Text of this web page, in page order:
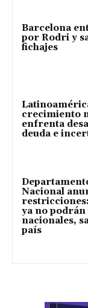
Barcelona
por Rodri y
fichajes
crecimiento
enfrenta
deuda e
Nacional
ya no
nacionales,
país